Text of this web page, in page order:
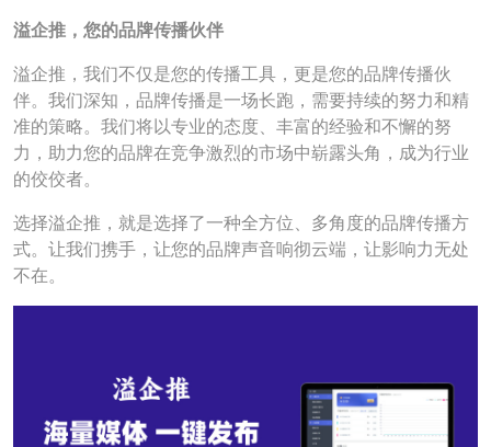
溢企推，您的品牌传播伙伴
溢企推，我们不仅是您的传播工具，更是您的品牌传播伙
伴。我们深知，品牌传播是一场长跑，需要持续的努力和精
准的策略。我们将以专业的态度、丰富的经验和不懈的努
力，助力您的品牌在竞争激烈的市场中崭露头角，成为行业
的佼佼者。
选择溢企推，就是选择了一种全方位、多角度的品牌传播方
式。让我们携手，让您的品牌声音响彻云端，让影响力无处
不在。